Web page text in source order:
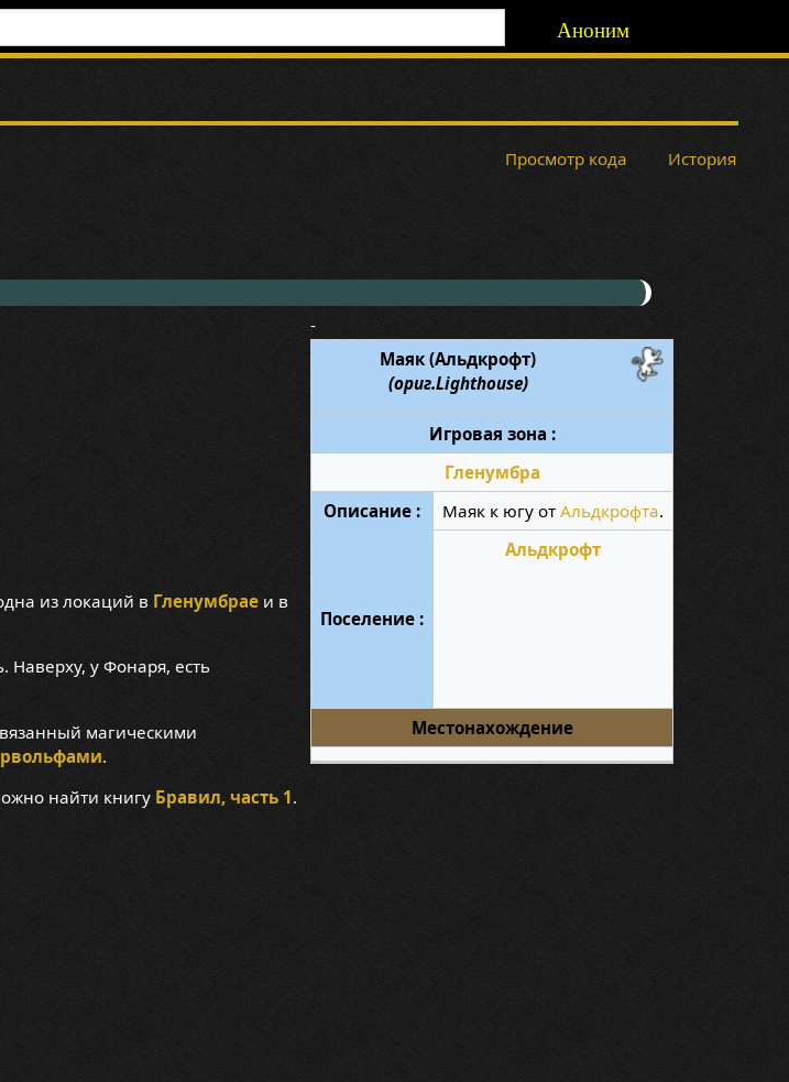
Аноним
Просмотр кода История
-
Маяк (Альдкрофт)
(ориг.Lighthouse)
Игровая зона :
Гленумбра
Описание :
Маяк к югу от Альдкрофта.
Поселение :
Альдкрофт
Местонахождение
из локаций в Гленумбрае и в
Наверху, у Фонаря, есть
магическими
.
найти книгу Бравил, часть 1.